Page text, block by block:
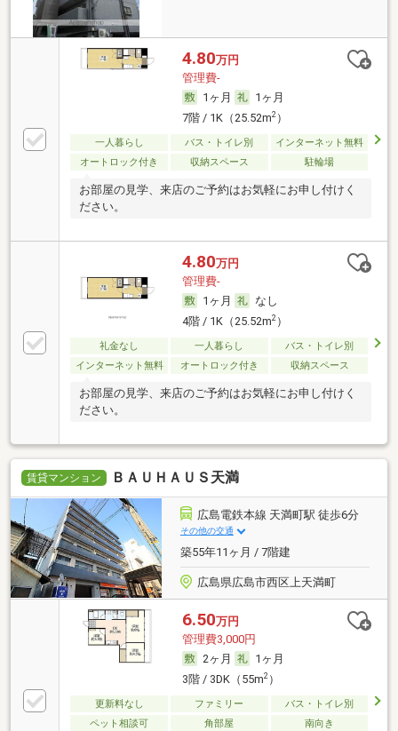
4.80万円
管理費-
1ヶ月
1ヶ月
7階 / 1K（25.52m2）
一人暮らし バス・トイレ別
インターネット無料
オートロック付き
収納スペース 駐輪場
お部屋の見学、来店のご予約はお気軽にお申し付けく
ださい。
4.80万円
管理費-
1ヶ月
なし
4階 / 1K（25.52m2）
礼金なし 一人暮らし
バス・トイレ別
インターネット無料
オートロック付き 収納スペース
お部屋の見学、来店のご予約はお気軽にお申し付けく
ださい。
賃貸マンション ＢＡＵＨＡＵＳ天満
広島電鉄本線 天満町駅 徒歩6分
その他の交通
築55年11ヶ月 / 7階建
広島県広島市西区上天満町
6.50万円
管理費3,000円
2ヶ月
1ヶ月
3階 / 3DK（55m2）
更新料なし ファミリー
バス・トイレ別
ペット相談可
角部屋 南向き